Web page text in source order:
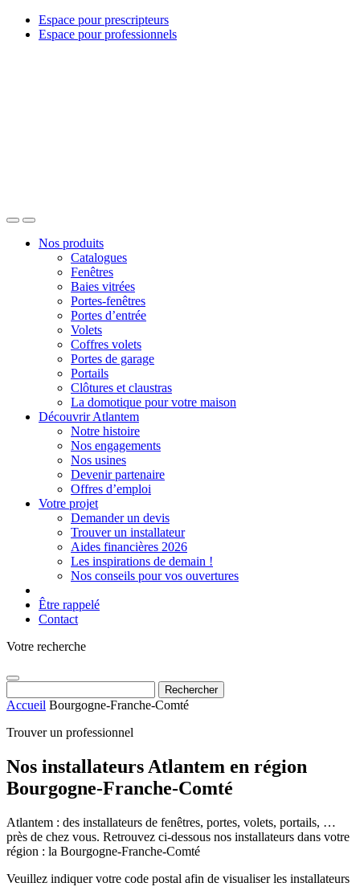
Espace pour prescripteurs
Espace pour professionnels
Nos produits
Catalogues
Fenêtres
Baies vitrées
Portes-fenêtres
Portes d’entrée
Volets
Coffres volets
Portes de garage
Portails
Clôtures et claustras
La domotique pour votre maison
Découvrir Atlantem
Notre histoire
Nos engagements
Nos usines
Devenir partenaire
Offres d’emploi
Votre projet
Demander un devis
Trouver un installateur
Aides financières 2026
Les inspirations de demain !
Nos conseils pour vos ouvertures
Être rappelé
Contact
Votre recherche
Accueil Bourgogne-Franche-Comté
Trouver un professionnel
Nos installateurs Atlantem en région
Bourgogne-Franche-Comté
Atlantem : des installateurs de fenêtres, portes, volets, portails, …
près de chez vous. Retrouvez ci-dessous nos installateurs dans votre
région : la Bourgogne-Franche-Comté
Veuillez indiquer votre code postal afin de visualiser les installateurs